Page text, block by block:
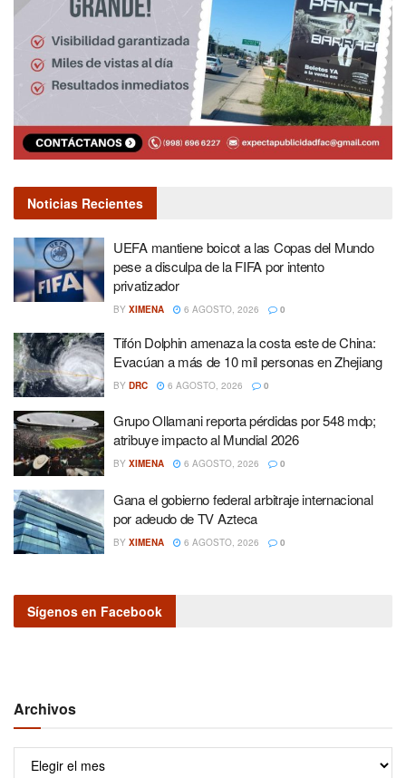
Noticias Recientes
UEFA mantiene boicot a las Copas del Mundo
pese a disculpa de la FIFA por intento
privatizador
BY XIMENA 6 AGOSTO, 2026 0
Tifón Dolphin amenaza la costa este de China:
Evacúan a más de 10 mil personas en Zhejiang
BY DRC 6 AGOSTO, 2026 0
Grupo Ollamani reporta pérdidas por 548 mdp;
atribuye impacto al Mundial 2026
BY XIMENA 6 AGOSTO, 2026 0
Gana el gobierno federal arbitraje internacional
por adeudo de TV Azteca
BY XIMENA 6 AGOSTO, 2026 0
Sígenos en Facebook
Archivos
Archivos